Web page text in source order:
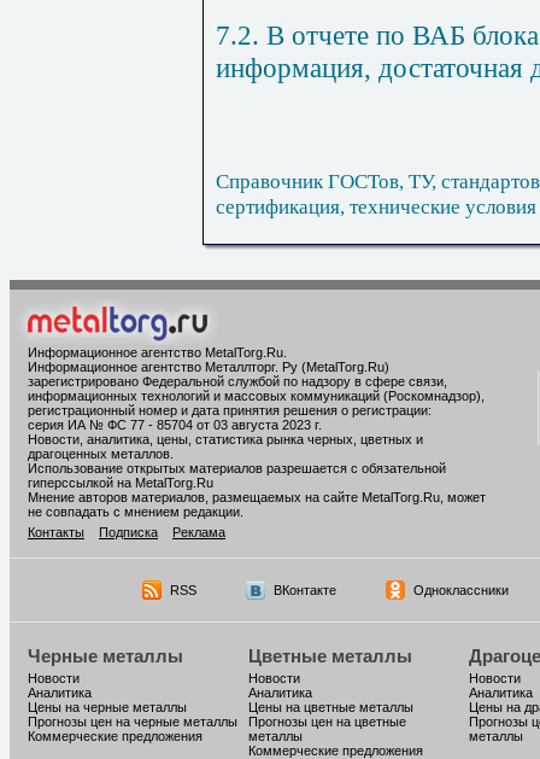
7.2. В отчете по ВАБ
информация, достаточная
Справочник ГОСТов, ТУ,
сертификация, технические условия
Информационное агентство MetalTorg.Ru
Информационное агентство Металлторг. Ру (MetalTorg.Ru)
зарегистрировано Федеральной службой по надзору в сфере связи,
информационных технологий и массовых коммуникаций (Роскомнадзор),
регистрационный номер и дата принятия решения о регистрации:
серия ИА № ФС 77 - 85704 от 03 августа 2023 г.
Новости, аналитика, цены, статистика рынка черных, цветных и
драгоценных металлов.
Использование открытых материалов разрешается с обязательной
гиперссылкой на MetalTorg.Ru
Мнение авторов материалов, размещаемых на сайте MetalTorg.Ru, может
не совпадать с мнением редакции.
Контакты
Подписка Реклама
RSS ВКонтакте Одноклассники
Черные металлы
Новости
Аналитика
Цены на черные металлы
Прогнозы цен на черные металлы
Коммерческие предложения
Цветные металлы
Новости
Аналитика
Цены на цветные металлы
Прогнозы цен на цветные
металлы
Коммерческие предложения
Новости
Аналитика
Цены на
Прогнозы
металлы